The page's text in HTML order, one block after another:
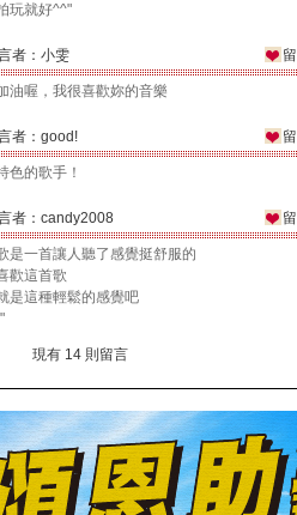
玩就好^^"
者：小雯
油喔，我很喜歡妳的音樂
者：good!
色的歌手！
者：candy2008
是一首讓人聽了感覺挺舒服的
歡這首歌
是這種輕鬆的感覺吧
現有 14 則留言